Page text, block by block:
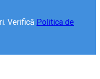
Verifică Politica de